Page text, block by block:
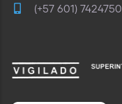
(+57 601) 7424750